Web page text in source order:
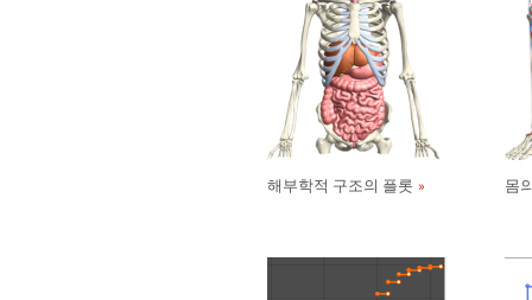
해부학적 구조의 플롯 몸